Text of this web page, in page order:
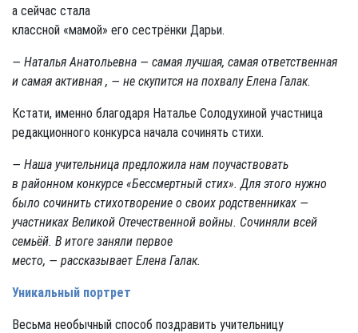
а сейчас стала
классной «мамой» его сестрёнки Дарьи.
— Наталья Анатольевна — самая лучшая, самая ответственная
и самая активная , — не скупится на похвалу Елена Галак.
Кстати, именно благодаря Наталье Солодухиной участница
редакционного конкурса начала сочинять стихи.
— Наша учительница предложила нам поучаствовать
в районном конкурсе «Бессмертный стих». Для этого нужно
было сочинить стихотворение о своих родственниках —
участниках Великой Отечественной войны. Сочиняли всей
семьёй. В итоге заняли первое
место, — рассказывает Елена Галак.
Уникальный портрет
Весьма необычный способ поздравить учительницу